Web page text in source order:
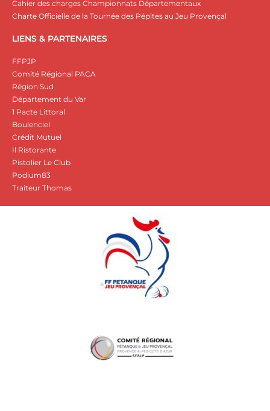
Cahier des charges Championnats Départementaux
Charte Officielle de la Tournée des Pépites au Jeu Provençal
LIENS & PARTENAIRES
FFPJP
Comité Régional PACA
Région Sud
Département du Var
1 Pacte Littoral
Boulenciel
Crédit Mutuel
Il Ristorante
Pistolier Le Club
Podium83
Traiteur Thomas